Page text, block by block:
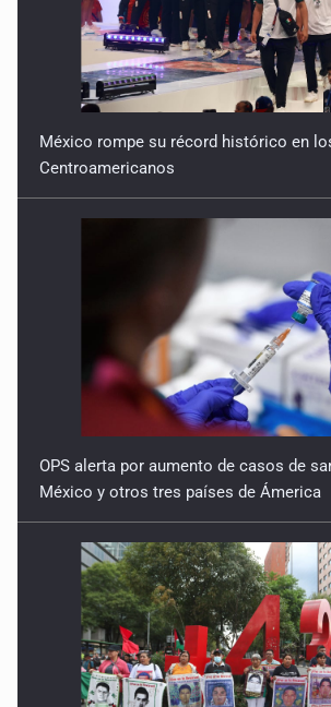
México rompe su récord histórico en
Centroamericanos
OPS alerta por aumento de casos de
México y otros tres países de Ámerica